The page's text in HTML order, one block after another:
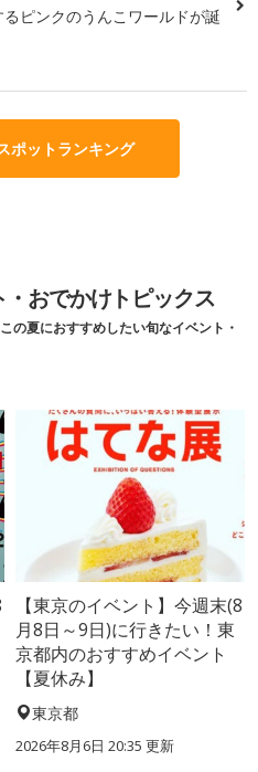
ピンクのうんこワールドが誕
ポットランキング
おでかけトピックス
の夏におすすめしたい旬なイベント・
【東京のイベント】今週末(8
月8日～9日)に行きたい！東
京都内のおすすめイベント
【夏休み】
東京都
2026年8月6日 20:35 更新